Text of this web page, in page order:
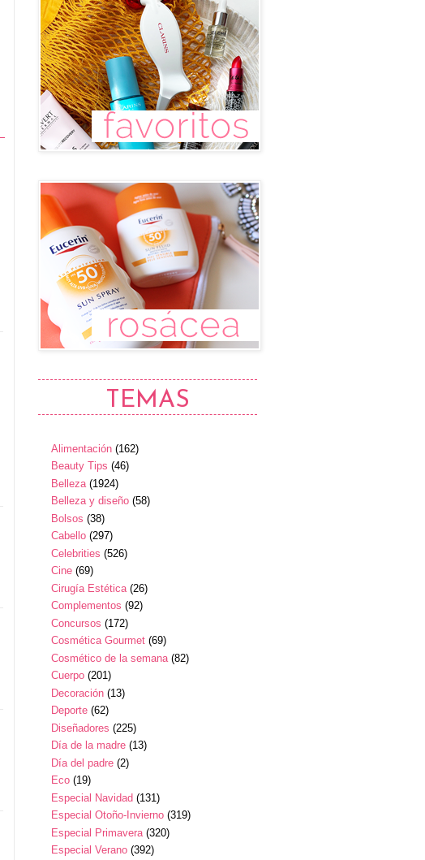
TEMAS
Alimentación (162)
Beauty Tips (46)
Belleza (1924)
Belleza y diseño (58)
Bolsos (38)
Cabello (297)
Celebrities (526)
Cine (69)
Cirugía Estética (26)
Complementos (92)
Concursos (172)
Cosmética Gourmet (69)
Cosmético de la semana (82)
Cuerpo (201)
Decoración (13)
Deporte (62)
Diseñadores (225)
Día de la madre (13)
Día del padre (2)
Eco (19)
Especial Navidad (131)
Especial Otoño-Invierno (319)
Especial Primavera (320)
Especial Verano (392)